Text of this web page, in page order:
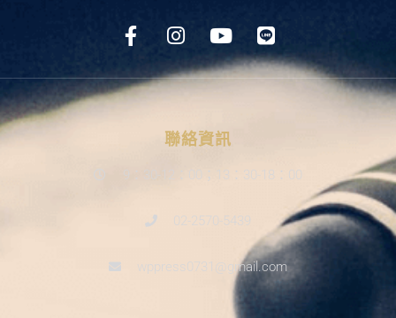
聯絡資訊
9：30-12：00；13：30-18：00
02-2570-5439
wppress0731@gmail.com